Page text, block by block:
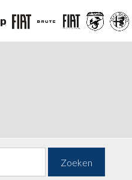
Zoeken